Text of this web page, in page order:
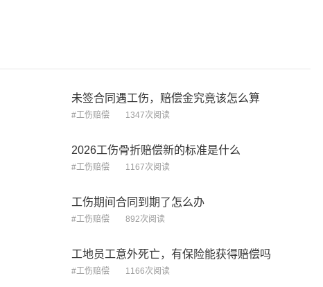
未签合同遇工伤，赔偿金究竟该怎么算
#工伤赔偿 1347次阅读
2026工伤骨折赔偿新的标准是什么
#工伤赔偿 1167次阅读
工伤期间合同到期了怎么办
#工伤赔偿 892次阅读
工地员工意外死亡，有保险能获得赔偿吗
#工伤赔偿 1166次阅读
2026-07-06 3.3w 浏览